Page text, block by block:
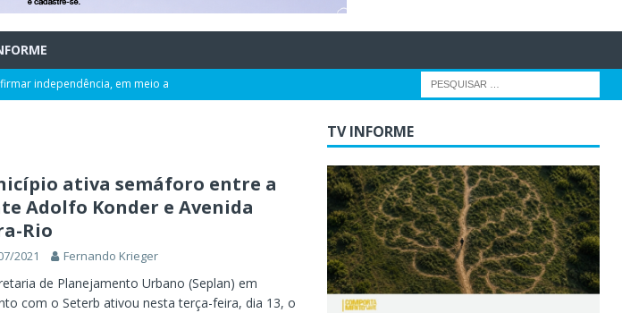
independência, em meio a
entenda como o fenômeno se
quarta vez
POLÍTICA
e liderança em Blumenau
imobiliário realiza palestras
ativa semáforo entre a
Adolfo Konder e Avenida
Rio
2021 Fernando Krieger
de Planejamento Urbano (Seplan) em
com o Seterb ativou nesta terça-feira, dia 13, o
TV INFORME